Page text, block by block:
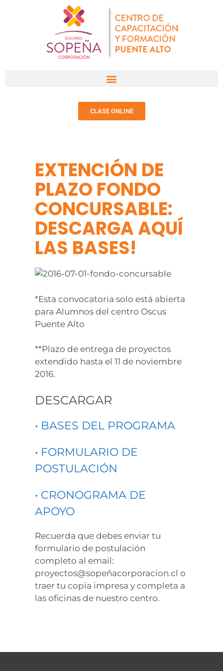
CLASE ONLINE
EXTENCIÓN DE
PLAZO FONDO
CONCURSABLE:
DESCARGA AQUÍ
LAS BASES!
*Esta convocatoria solo está abierta
para Alumnos del centro Oscus
Puente Alto
**Plazo de entrega de proyectos
extendido hasta el 11 de noviembre
2016.
DESCARGAR
• BASES DEL PROGRAMA
• FORMULARIO DE
POSTULACIÓN
• CRONOGRAMA DE
APOYO
Recuerda que debes enviar tu
formulario de postulación
completo al email:
proyectos@sopeñacorporacion.cl o
traer tu copia impresa y completa a
las oficinas de nuestro centro.